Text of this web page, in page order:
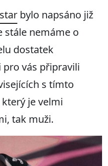
bylo napsáno již
stále nemáme o
dostatek
vás připravili
s tímto
je velmi
tak muži.